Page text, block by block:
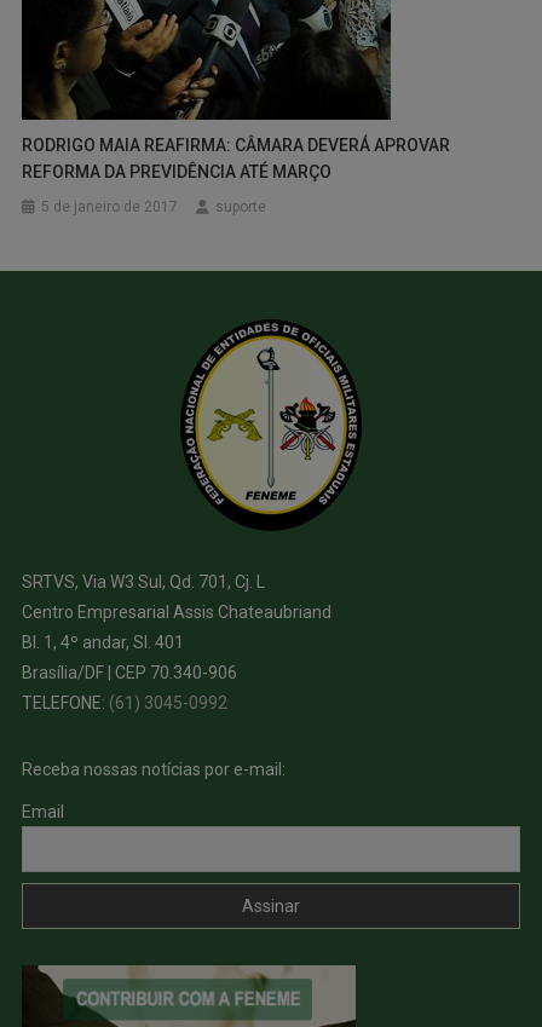
RODRIGO MAIA REAFIRMA: CÂMARA DEVERÁ APROVAR
REFORMA DA PREVIDÊNCIA ATÉ MARÇO
5 de janeiro de 2017 suporte
SRTVS, Via W3 Sul, Qd. 701, Cj. L
Centro Empresarial Assis Chateaubriand
Bl. 1, 4º andar, Sl. 401
Brasília/DF | CEP 70.340-906
TELEFONE: (61) 3045-0992
Receba nossas notícias por e-mail:
Email